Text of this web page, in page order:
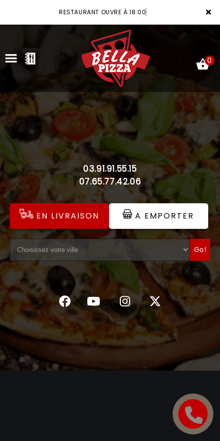
×
RESTAURANT OUVRE À 18:00
ACCUEIL
LA CARTE
VOTRE COMPTE
NOTRE RESTAURANT
VOS AVIS
MENTIONS LÉGALES
C.G.V
0
03.91.91.55.15
07.65.77.42.06
EN LIVRAISON A EMPORTER
Go!